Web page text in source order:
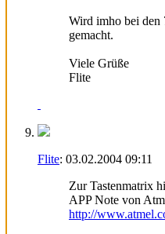
Wird imho bei den
gemacht.
Viele Grüße
Flite
Flite: 03.02.2004 09:11
Zur Tastenmatrix
APP Note von
http://